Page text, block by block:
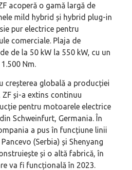
acoperă o gamă largă de
mild hybrid și hybrid plug-in
pur electrice pentru
comerciale. Plaja de
de la 50 kW la 550 kW, cu un
Nm.
creșterea globală a producției
ZF și-a extins continuu
pentru motoarele electrice
Schweinfurt, Germania. În
a pus în funcțiune linii
(Serbia) și Shenyang
și o altă fabrică, în
va fi funcțională în 2023.